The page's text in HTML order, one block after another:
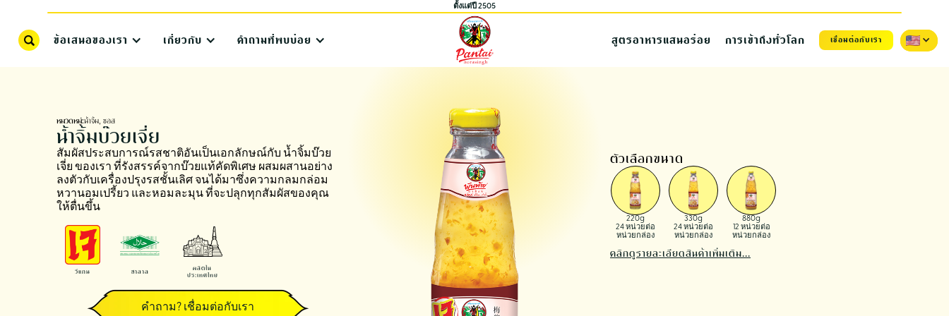
ตั้งแต่ปี 2505
ข้อเสนอของเรา เกี่ยวกับ คำถามที่พบบ่อย สูตรอาหารแสนอร่อย การเข้าถึงทั่วโลก เชื่อมต่อกับเรา
หมวดหมู่:น้ำจิ้ม, ซอส
น้ำจิ้มบ๊วยเจี่ย
สัมผัสประสบการณ์รสชาติอันเป็นเอกลักษณ์กับ น้ำจิ้มบ๊วย
เจี่ย ของเรา ที่รังสรรค์จากบ๊วยแท้คัดพิเศษ ผสมผสานอย่าง
ลงตัวกับเครื่องปรุงรสชั้นเลิศ จนได้มาซึ่งความกลมกล่อม
หวานอมเปรี้ยว และหอมละมุน ที่จะปลุกทุกสัมผัสของคุณ
ให้ตื่นขึ้น
วีแกน ฮาลาล
ผลิตใน
ประเทศไทย
คำถาม? เชื่อมต่อกับเรา
ตัวเลือกขนาด
220g
24 หน่วยต่อ
หน่วยกล่อง
330g
24 หน่วยต่อ
หน่วยกล่อง
880g
12 หน่วยต่อ
หน่วยกล่อง
คลิกดูรายละเอียดสินค้าเพิ่มเติม...